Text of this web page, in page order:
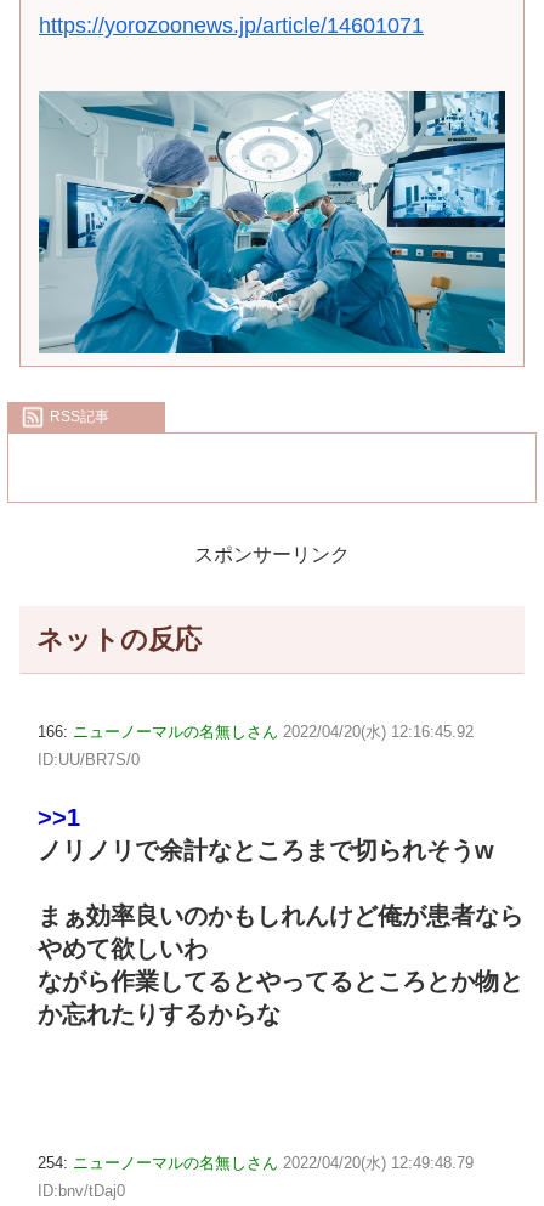
https://yorozoonews.jp/article/14601071
RSS記事
スポンサーリンク
ネットの反応
166: ニューノーマルの名無しさん 2022/04/20(水) 12:16:45.92
ID:UU/BR7S/0
>>1
ノリノリで余計なところまで切られそうw
まぁ効率良いのかもしれんけど俺が患者なら
やめて欲しいわ
ながら作業してるとやってるところとか物と
か忘れたりするからな
254: ニューノーマルの名無しさん 2022/04/20(水) 12:49:48.79
ID:bnv/tDaj0